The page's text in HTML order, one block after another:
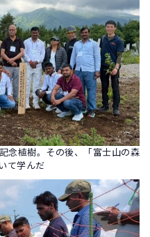
念植樹。その後、「富士山の森
て学んだ